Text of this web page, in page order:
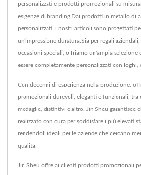
personalizzati e prodotti promozionali su
esigenze di branding.Dai prodotti in metallo di
personalizzati, i nostri articoli sono progettati
un'impressione duratura.Sia per regali
occasioni speciali, offriamo un'ampia selezione
essere completamente personalizzati con loghi,
Con decenni di esperienza nella produzione,
promozionali durevoli, eleganti e funzionali, tra
medaglie, distintivi e altro. Jin Sheu garantisce
realizzato con cura per soddisfare i più elevati
rendendoli ideali per le aziende che cercano
qualità.
Jin Sheu offre ai clienti prodotti promozionali